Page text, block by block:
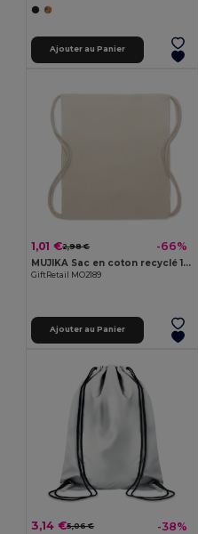
Ajouter au Panier
1,01 €2,98 € -66%
MUJIKA Sac en coton recyclé 140 gr/m
GiftRetail MO2189
Ajouter au Panier
3,14 €5,06 € -38%